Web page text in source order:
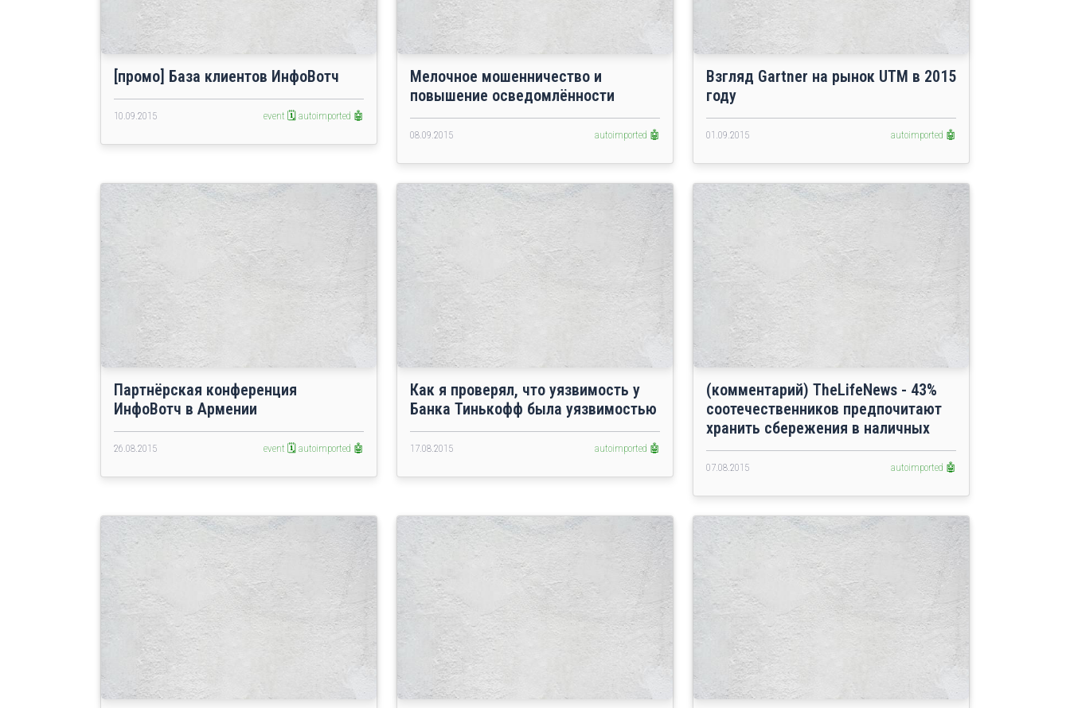
[промо] База клиентов ИнфоВотч
10.09.2015 event 🗓️ autoimported 🤖
Мелочное мошенничество и
повышение осведомлённости
08.09.2015 autoimported 🤖
Взгляд Gartner на рынок UTM в 2015
году
01.09.2015 autoimported 🤖
Партнёрская конференция
ИнфоВотч в Армении
26.08.2015 event 🗓️ autoimported 🤖
Как я проверял, что уязвимость у
Банка Тинькофф была уязвимостью
17.08.2015 autoimported 🤖
(комментарий) TheLifeNews - 43%
соотечественников предпочитают
хранить сбережения в наличных
07.08.2015 autoimported 🤖